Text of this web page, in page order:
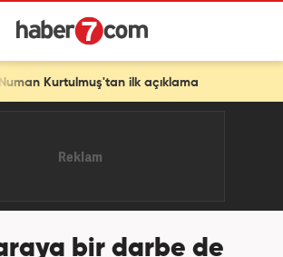
ilk açıklama
bir darbe de